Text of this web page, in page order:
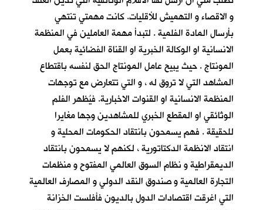
و الاقصاء و التهميش للأقليات. كانت مهمتي تنتهي
بأرسال المادة الفلمية . لتبدأ مهمة العاملين في المنظمة
الانسانية او الوكالة الخبرية او القناة الفضائية بعمل
المونتاج . حيث يبيح عامل المونتاج الحق لنفسه باقتطاع
المشاهد التي لا تروق له ، و التي تتعارض مع توجهات
المنظمة الانسانية او القنوات الاخبارية. فيُظهر الفلم
الوثائقي او المقطع الخبري للمشاهدين وجها مغايرا
للحقيقة . فهم يسمحون بانتقاد الحكومات المحلية و
انتقاد الانظمة الدكتاتورية ، لكنهم لا يسمحون بانتقاد
الديمقراطية و نظام السوق العالمي المفتوح و منظمات
التجارة العالمية و صندوق النقد الدولي و المصارف العالمية
التي اغرقت اقتصادات الدول بالديون فأفلست الخزانة